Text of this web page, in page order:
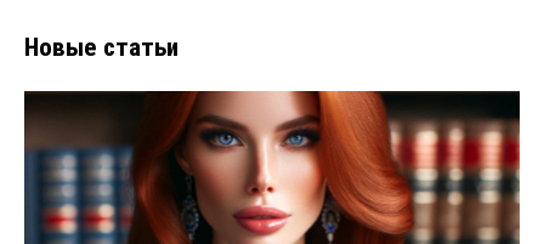
Новые статьи